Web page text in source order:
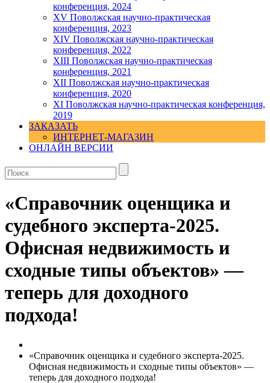
конференция, 2024
ХV Поволжская научно-практическая
конференция, 2023
ХIV Поволжская научно-практическая
конференция, 2022
ХIII Поволжская научно-практическая
конференция, 2021
ХII Поволжская научно-практическая
конференция, 2020
XI Поволжская научно-практическая конференция,
2019
ЗАКАЗАТЬ
ИНТЕРНЕТ-МАГАЗИН
ОНЛАЙН ВЕРСИИ
«Справочник оценщика и
судебного эксперта-2025.
Офисная недвижимость и
сходные типы объектов» —
теперь для доходного
подхода!
«Справочник оценщика и судебного эксперта-2025.
Офисная недвижимость и сходные типы объектов» —
теперь для доходного подхода!